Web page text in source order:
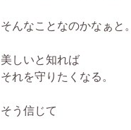
そんなことなのかなぁと。
美しいと知れば
それを守りたくなる。
そう信じて